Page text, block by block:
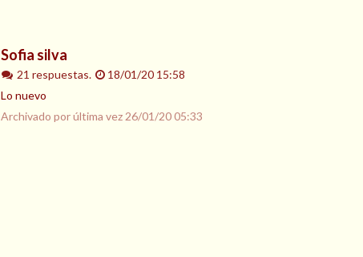
Sofia silva
21 respuestas.
18/01/20 15:58
Lo nuevo
Archivado por última vez 26/01/20 05:33